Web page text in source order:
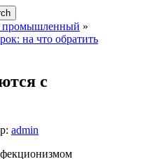
промышленный »
на что обратить
с
admin